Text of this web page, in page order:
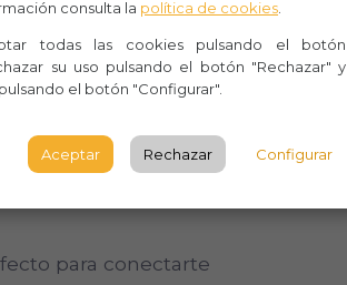
para leer un libro,
para conectarte
consulta la política de cookies
todas las cookies pulsando el botón
su uso pulsando el botón "Rechazar" y
el botón "Configurar".
Aceptar Rechazar Configurar